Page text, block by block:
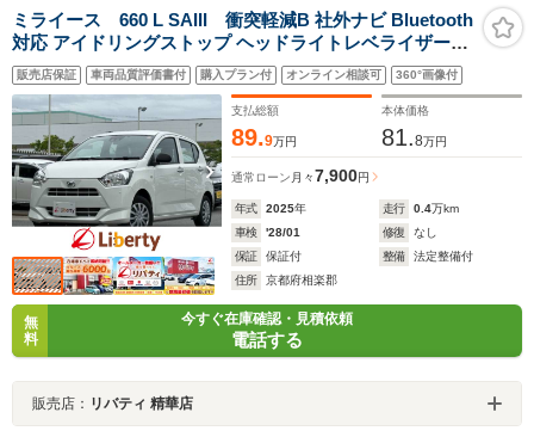
ミライース 660 L SAIII 衝突軽減B 社外ナビ Bluetooth
対応 アイドリングストップ ヘッドライトレベライザー
ETC 障害物センサー オートハイビーム
販売店保証 車両品質評価書付 購入プラン付 オンライン相談可 360°画像付
支払総額
89.9万円
本体価格
81.8万円
通常ローン 月々7,900円
年式 2025年 走行 0.4万km
車検
'28/01 修復
なし
保証
保証付 整備
法定整備付
住所
京都府相楽郡
無
料
今すぐ在庫確認・見積依頼
電話する
販売店： リバティ 精華店